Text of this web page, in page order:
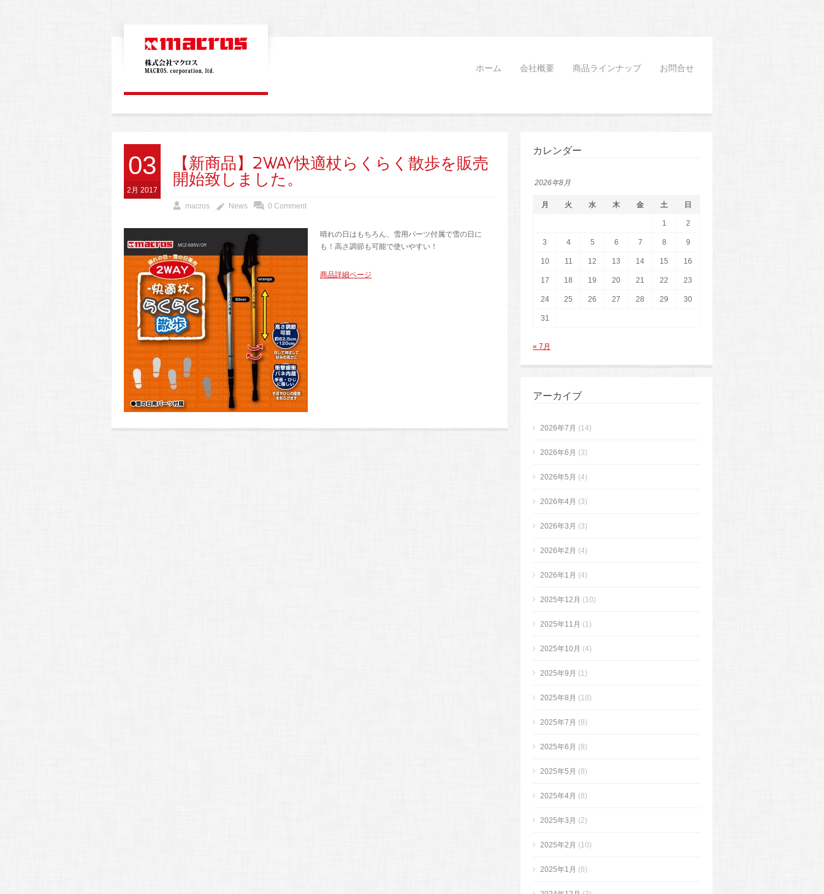
ホーム 会社概要 商品ラインナップ お問合せ
03
2月 2017
【新商品】2WAY快適杖らくらく散歩を販売
開始致しました。
macros News 0 Comment
晴れの日はもちろん、雪用パーツ付属で雪の日に
も！高さ調節も可能で使いやすい！
商品詳細ページ
カレンダー
2026年8月
月 火 水 木 金 土 日
1 2
3 4 5 6 7 8 9
10 11 12 13 14 15 16
17 18 19 20 21 22 23
24 25 26 27 28 29 30
31
« 7月
アーカイブ
2026年7月 (14)
2026年6月 (3)
2026年5月 (4)
2026年4月 (3)
2026年3月 (3)
2026年2月 (4)
2026年1月 (4)
2025年12月 (10)
2025年11月 (1)
2025年10月 (4)
2025年9月 (1)
2025年8月 (18)
2025年7月 (8)
2025年6月 (8)
2025年5月 (8)
2025年4月 (8)
2025年3月 (2)
2025年2月 (10)
2025年1月 (6)